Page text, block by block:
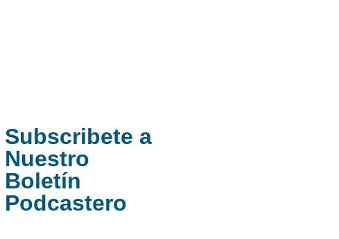
Subscribete a
Nuestro
Boletín
Podcastero